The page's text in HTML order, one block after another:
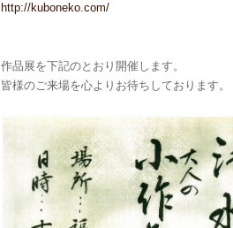
http://kuboneko.com/
作品展を下記のとおり開催します。
皆様のご来場を心よりお待ちしております。